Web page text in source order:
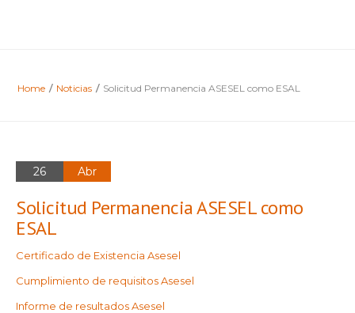
Home / Noticias / Solicitud Permanencia ASESEL como ESAL
26 Abr
Solicitud Permanencia ASESEL como
ESAL
Certificado de Existencia Asesel
Cumplimiento de requisitos Asesel
Informe de resultados Asesel